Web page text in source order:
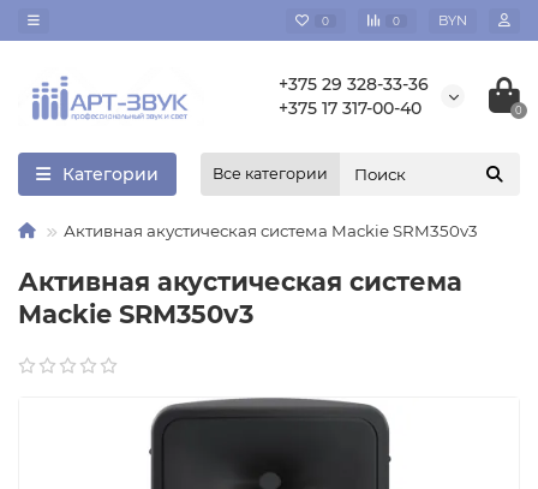
0 0 BYN
+375 29 328-33-36
+375 17 317-00-40
0
Категории Все категории
Активная акустическая система Mackie SRM350v3
Активная акустическая система
Mackie SRM350v3